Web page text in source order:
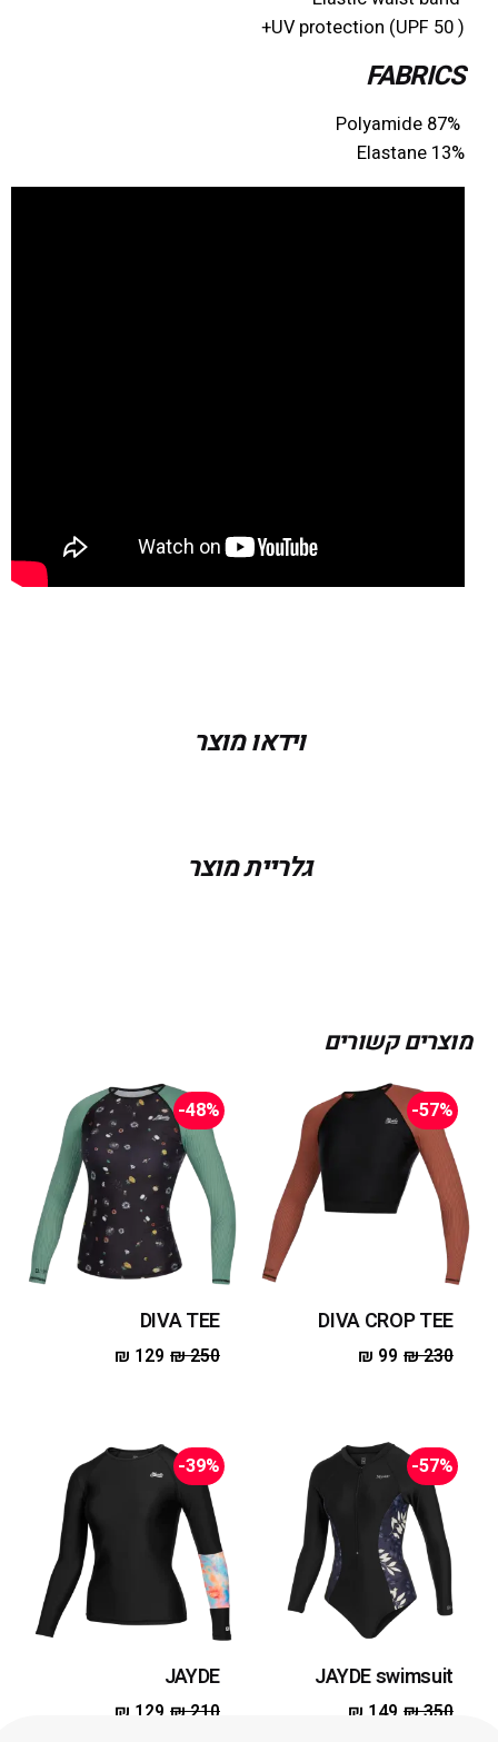
( UV protection (UPF 50+
FABRICS
Elastane 13%
וידאו מוצר
גלריית מוצר
מוצרים קשורים
-57%
DIVA CROP TEE
₪230
₪ 99
-48%
DIVA TEE
₪250
₪ 129
-57%
JAYDE swimsuit
₪350
₪ 149
-39%
JAYDE
₪210
₪ 129